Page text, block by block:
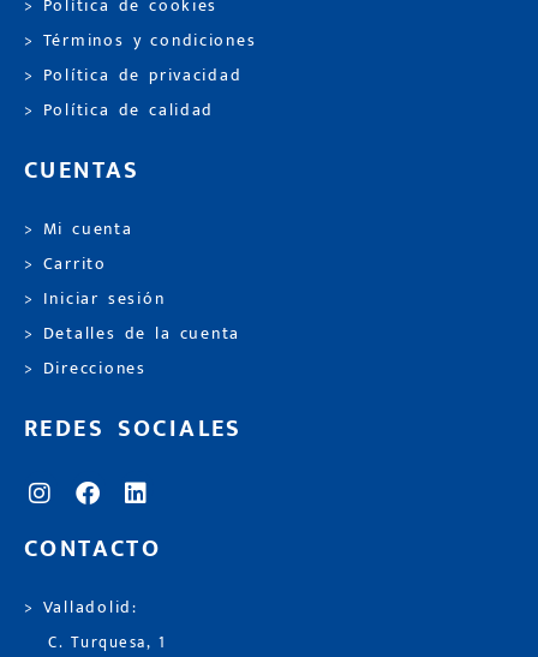
> Términos y condiciones
> Política de privacidad
> Política de calidad
CUENTAS
> Mi cuenta
> Carrito
> Iniciar sesión
> Detalles de la cuenta
> Direcciones
REDES SOCIALES
CONTACTO
> Valladolid:
C. Turquesa, 1